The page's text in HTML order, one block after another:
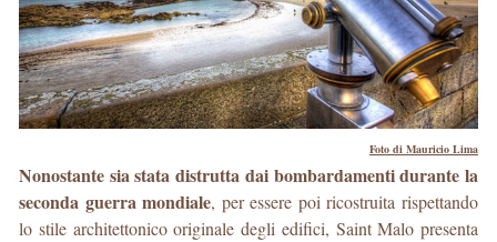
Foto di Mauricio Lima
Nonostante sia stata distrutta dai bombardamenti durante la
seconda guerra mondiale, per essere poi ricostruita rispettando
lo stile architettonico originale degli edifici, Saint Malo presenta